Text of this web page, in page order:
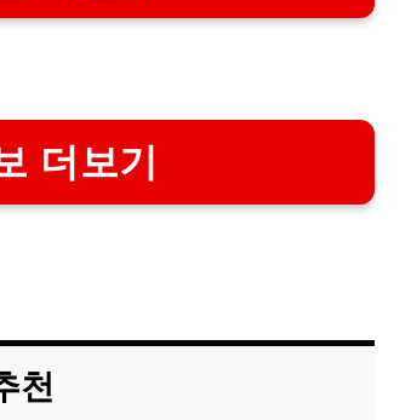
더보기
천